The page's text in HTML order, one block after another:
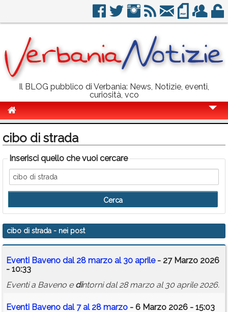
Il BLOG pubblico di Verbania: News, Notizie, eventi,
curiosità, vco
Politica
Sport
Eventi
Info Utili
Rubriche
Calendario
Annunci
cibo di strada
Inserisci quello che vuoi cercare
cibo di strada - nei post
Eventi Baveno dal 28 marzo al 30 aprile- 27 Marzo 2026
- 10:33
Eventi a Baveno e dintorni dal 28 marzo al 30 aprile 2026.
Eventi Baveno dal 7 al 28 marzo - 6 Marzo 2026 - 15:03